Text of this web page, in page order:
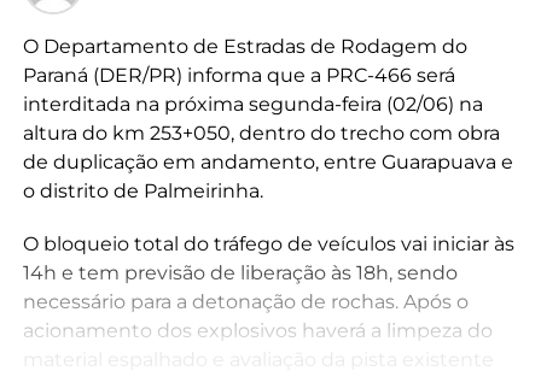
O Departamento de Estradas de Rodagem do
Paraná (DER/PR) informa que a PRC-466 será
interditada na próxima segunda-feira (02/06) na
altura do km 253+050, dentro do trecho com obra
de duplicação em andamento, entre Guarapuava e
o distrito de Palmeirinha.
O bloqueio total do tráfego de veículos vai iniciar às
14h e tem previsão de liberação às 18h, sendo
necessário para a detonação de rochas. Após o
acionamento dos explosivos haverá a limpeza do